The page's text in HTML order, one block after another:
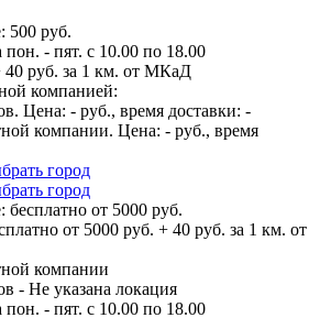
500 руб.
- пят. с 10.00 по 18.00
40 руб. за 1 км. от МКаД
компанией:
Цена: - руб., время доставки: -
компании. Цена: - руб., время
город
город
бесплатно от 5000 руб.
от 5000 руб. + 40 руб. за 1 км. от
компании
- Не указана локация
- пят. с 10.00 по 18.00